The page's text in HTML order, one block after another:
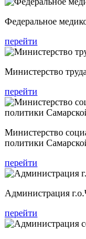
Федеральное
перейти
Министерство
перейти
Министерство
политики
перейти
Администрация
перейти